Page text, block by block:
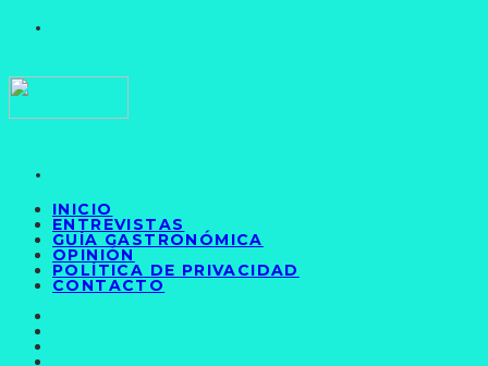
INICIO
ENTREVISTAS
GUÍA GASTRONÓMICA
OPINIÓN
POLÍTICA DE PRIVACIDAD
CONTACTO